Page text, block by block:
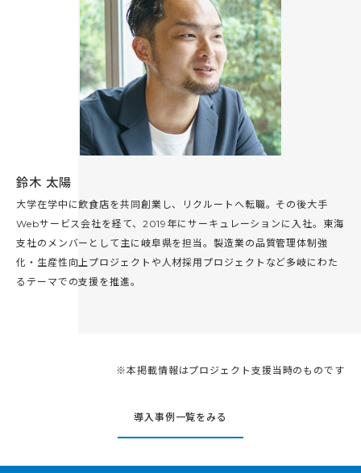
鈴木 太陽
大学在学中に飲食店を共同創業し、リクルートへ転職。その後大手
Webサービス会社を経て、2019年にサーキュレーションに入社。東海
支社のメンバーとして主に岐阜県を担当。製造業の品質管理体制強
化・生産性向上プロジェクトや人材採用プロジェクトなど多岐にわた
るテーマでの支援を推進。
※本掲載情報はプロジェクト支援当時のものです
導入事例一覧をみる